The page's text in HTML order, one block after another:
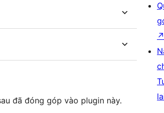
đã đóng góp vào plugin này.
↗